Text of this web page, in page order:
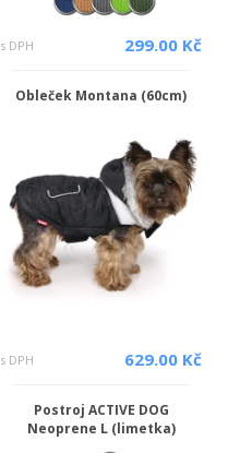
s DPH 299.00 Kč
Obleček Montana (60cm)
s DPH 629.00 Kč
Postroj ACTIVE DOG
Neoprene L (limetka)